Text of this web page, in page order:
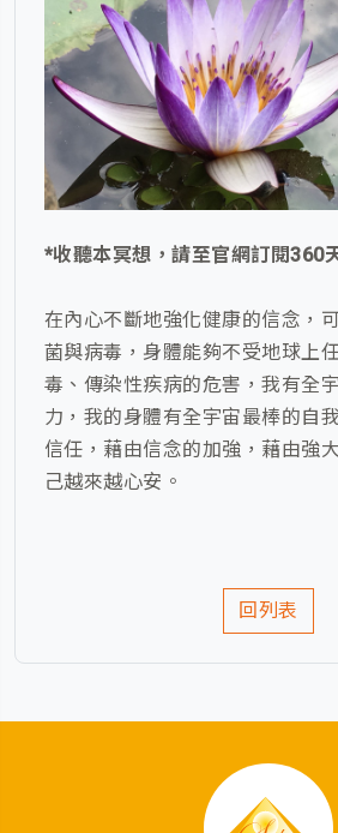
*收聽本冥想，請至官網訂閱360
在內心不斷地強化健康的信念，
菌與病毒，身體能夠不受地球上
毒、傳染性疾病的危害，我有全
力，我的身體有全宇宙最棒的自
信任，藉由信念的加強，藉由強
己越來越心安。
回列表